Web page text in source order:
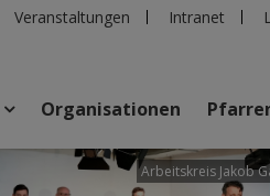
Veranstaltungen Intranet
Organisationen
Arbeitskreis Jakob